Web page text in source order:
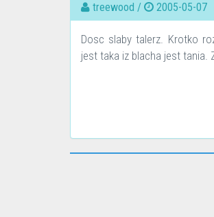
treewood / 2005-05-07
Dosc slaby talerz. Krotko
jest taka iz blacha jest tania.